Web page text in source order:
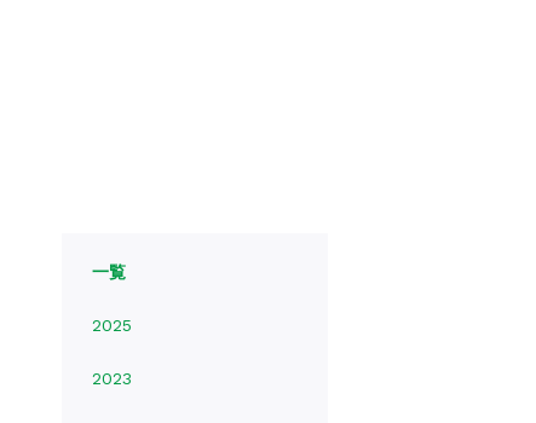
一覧
2025
2023